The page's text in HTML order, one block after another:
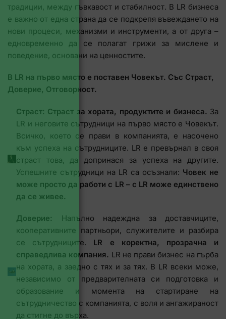
традиции, между гъвкавост и стабилност. В LR бизнеса
е важно от една страна да се подкрепя въвеждането на
нови процеси, механизми и инструменти, а от друга –
едновременно да се полагат грижи за мислене и
поведение, основани на ценностите.
В LR на първо място е поставен Човекът. Със Страст,
Доверие, Отговорност.
Страст: Страст за хората, продуктите и бизнеса. За
LR и неговите сътрудници на първо място е Човекът.
Всичко, което се прави в компанията, е насочено
към успеха на сътрудниците. LR е превърнал в своя
страст това, да допринася за успеха на другите.
Успешните сътрудници на LR са осъзнали: Човек не
може просто да работи с LR – с LR може единствено
да се живее.
Доверие:
Напълно надеждна за доставчиците,
кооперативните партньори, служителите и разбира
се сътрудниците. LR е коректна, прозрачна и
справедлива компания. LR не прави бизнес на гърба
на хората, а заедно с тях и за тях. В LR всеки може,
независимо от предварителната си подготовка и
образование и момента на стартиране на
сътрудничество с компанията, с воля и ангажираност
да стигне до върха.